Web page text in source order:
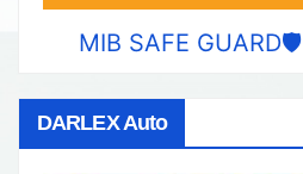
MIB SAFE GUARD🛡️
DARLEX Auto